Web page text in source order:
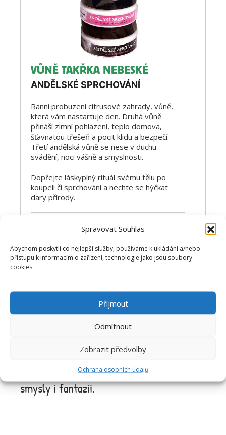
Spravovat Souhlas
Abychom poskytli co nejlepší služby, používáme k ukládání a/nebo
přístupu k informacím o zařízení, technologie jako jsou soubory
cookies.
Příjmout
Odmítnout
Zobrazit předvolby
Ochrana osobních údajů
VŮNĚ TAKŘKA NEBESKÉ
ANDĚLSKÉ SPRCHOVÁNÍ
Ranní probuzení citrusové zahrady, vůně,
která vám nastartuje den. Druhá vůně
přináší zimní pohlazení, teplo domova,
šťavnatou třešeň a pocit klidu a bezpečí.
Třetí andělská vůně se nese v duchu
svádění, noci vášně a smyslnosti.
Dopřejte láskyplný rituál svému tělu po
koupeli či sprchování a nechte se hýčkat
dary přírody.
Přidat do košíku
Čistě přírodní složení a vůně pro
luxusní chvíle dne, to je ANDĚLSKÉ
SPRCHOVÁNÍ. Okamžiky láskyplné
péče po ránu, v poledne i večer, kdy
jste to jen vy a vůně, rozehrávající
smysly i fantazii.